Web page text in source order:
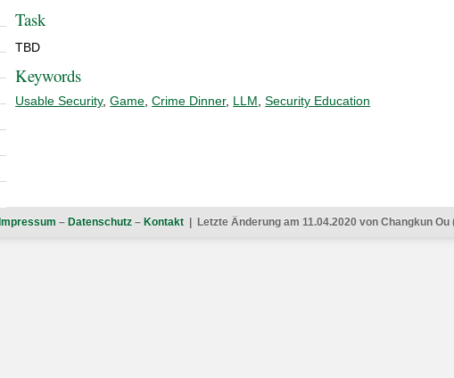
Task
TBD
Keywords
Usable Security,Game ,Crime Dinner, LLM ,Security Education
Impressum – Datenschutz – Kontakt | Letzte Änderung am 11.04.2020 von Changkun Ou